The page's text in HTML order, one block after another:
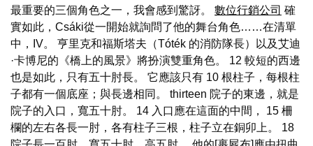
最重要的三個角色之一，我會感到驚訝。 數位行銷公司 確
實如此，Csáki從一開始就詢問了他的舞台角色……在清單
中，IV。 亨里克和福斯塔夫（Tóték 的消防隊長）以及艾迪
·卡博尼的《橋上的風景》將扮演雙重角色。 12 較短的西邊
也是如此，只有五十肘長。 它應該只有 10 根柱子，每根柱
子都有一個底座；與長邊相同。 thirteen 院子的東邊，就是
院子的入口，寬五十肘。 14 入口應在這面的中間， 15 柵
欄的左右各長一肘，各有柱子三根，柱子立在銅卯上。 18